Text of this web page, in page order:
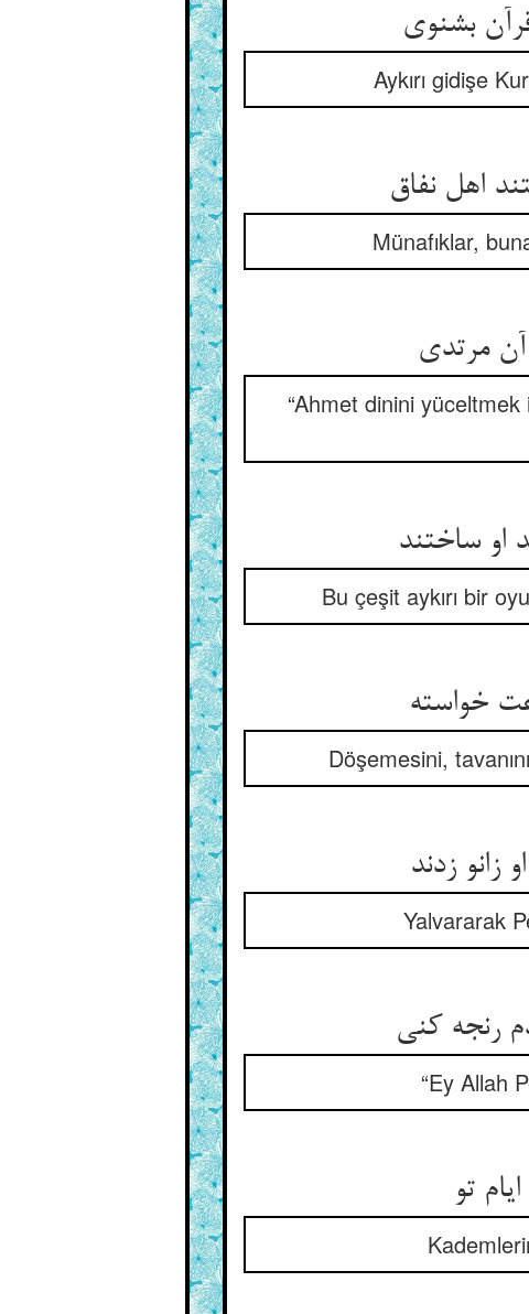
بشنوی‏
Aykırı gidişe
اهل نفاق‏
Münafıklar,
مرتدی‏
“Ahmet dinini
ساختند
Bu çeşit aykırı bir
خواسته‏
Döşemesini,
زانو زدند
Yalvararak
رنجه کنی‏
“Ey Allah
تو